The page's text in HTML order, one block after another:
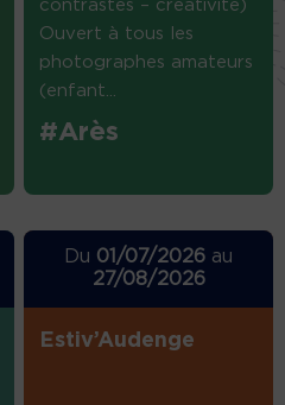
contrastes – créativité)
Ouvert à tous les
photographes amateurs
(enfant...
#Arès
Du 01/07/2026 au
27/08/2026
Estiv’Audenge